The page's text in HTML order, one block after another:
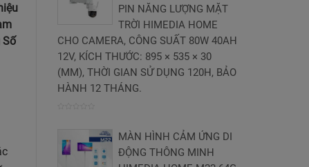
Số
PIN NĂNG LƯỢNG MẶT
TRỜI HIMEDIA HOME
CHO CAMERA, CÔNG SUẤT 80W 40AH
12V, KÍCH THƯỚC: 895 × 535 × 30
(MM), THỜI GIAN SỬ DỤNG 120H, BẢO
HÀNH 12 THÁNG.
trên
5
MÀN HÌNH CẢM ỨNG DI
ĐỘNG THÔNG MINH